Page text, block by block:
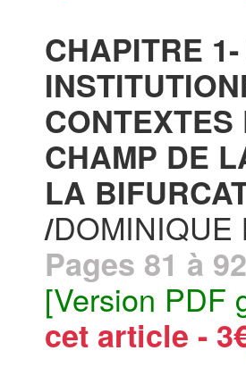
CHAPITRE
CONTEXTES
CHAMP DE
LA
/DOMINIQUE
Pages 81 à 92
[Version PDF
cet article -